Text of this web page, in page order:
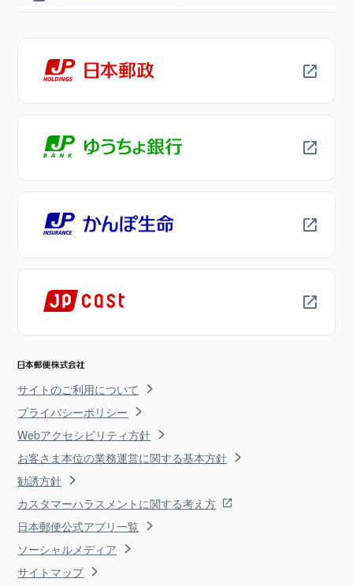
サイトのご利用について
プライバシーポリシー
Webアクセシビリティ方針
お客さま本位の業務運営に関する基本方針
勧誘方針
カスタマーハラスメントに関する考え方
日本郵便公式アプリ一覧
ソーシャルメディア
サイトマップ